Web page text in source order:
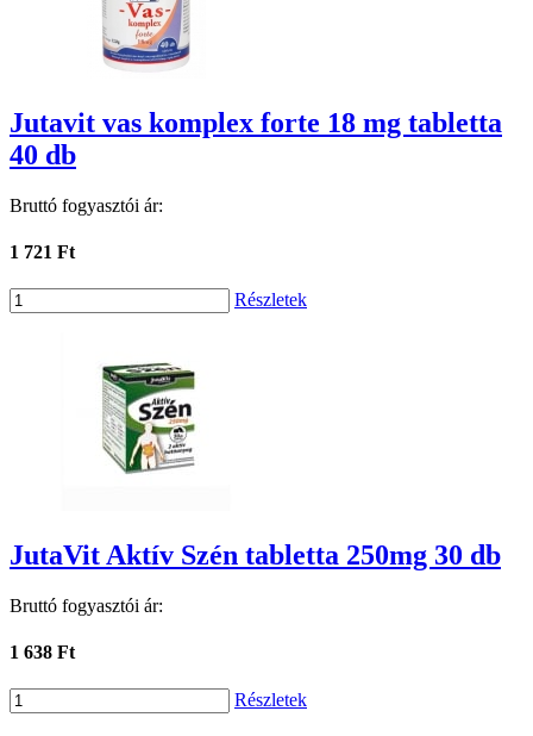
Jutavit vas komplex forte 18 mg tabletta
40 db
Bruttó fogyasztói ár:
1 721 Ft
Részletek
JutaVit Aktív Szén tabletta 250mg 30 db
Bruttó fogyasztói ár:
1 638 Ft
Részletek